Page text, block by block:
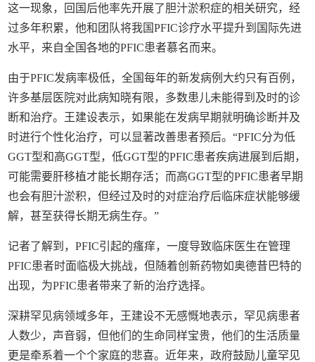
这一现象，回国后他率先开展了胆汁淤积症的相关研究，经
过多年积累，他和团队将我国PFIC诊疗水平提升到国际先进
水平，来自全国各地的PFIC患者慕名而来。
由于PFIC发病率极低，全国每年的新发病例大约只有百例，
许多基层医院对此病知晓有限，多数患儿未能得到及时的诊
断和治疗。王建设表示，如果能在发病早期就明确诊断并及
时进行个性化治疗，可以显著改善患者预后。“PFIC分为低
GGT型和高GGT型，低GGT型的PFIC患者疾病进展到后期，
可能需要肝移植才能长期存活；而高GGT型的PFIC患者早期
也会有胆汁淤积，但经过及时的对症治疗后临床症状能够缓
解，甚至获得长期无病生存。”
记者了解到，PFIC引起的瘙痒，一度导致临床医生在管理
PFIC患者时面临极大挑战，但随着创新药物如奥德昔巴特的
出现，为PFIC患者带来了新的治疗选择。
深耕罕见病领域多年，王建设不无感慨地表示，罕见病患者
人数少，声音弱，但他们的生命同样宝贵，他们的生活质量
更是牵系着一个个家庭的悲喜。近年来，政府鼓励儿童罕见